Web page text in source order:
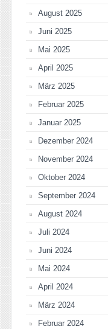
August 2025
Juni 2025
Mai 2025
April 2025
März 2025
Februar 2025
Januar 2025
Dezember 2024
November 2024
Oktober 2024
September 2024
August 2024
Juli 2024
Juni 2024
Mai 2024
April 2024
März 2024
Februar 2024